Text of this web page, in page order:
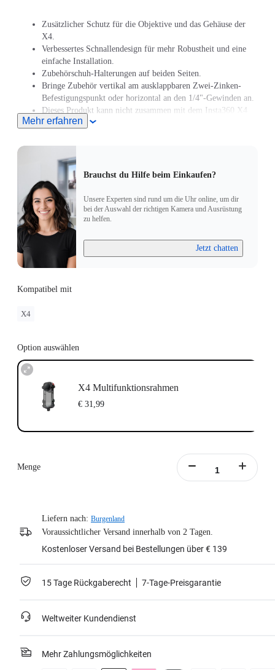
Zusätzlicher Schutz für die Objektive und das Gehäuse der
X4.
Verbessertes Schnallendesign für mehr Robustheit und eine
einfache Installation.
Zubehörschuh-Halterungen auf beiden Seiten.
Bringe Zubehör vertikal am ausklappbaren Zwei-Zinken-
Befestigungspunkt oder horizontal an den 1/4"-Gewinden an.
Dieses Produkt kann nicht zusammen mit dem Insta360 X4
Mikrofon-Windschutz verwendet werden.
Mehr erfahren
Brauchst du Hilfe beim Einkaufen?
Unsere Experten sind rund um die Uhr online, um dir
bei der Auswahl der richtigen Kamera und Ausrüstung
zu helfen.
Jetzt chatten
Kompatibel mit
X4
Option auswählen
X4 Multifunktionsrahmen
€ 31,99
Menge
Liefern nach: Burgenland
Voraussichtlicher Versand innerhalb von 2 Tagen.
Kostenloser Versand bei Bestellungen über € 139
15 Tage Rückgaberecht 7-Tage-Preisgarantie
Weltweiter Kundendienst
Mehr Zahlungsmöglichkeiten